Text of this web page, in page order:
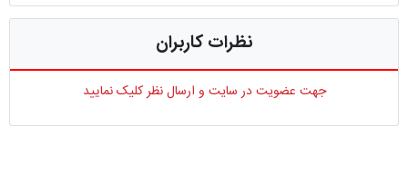
نظرات کاربران
جهت عضویت در سایت و ارسال نظر کلیک نمایید